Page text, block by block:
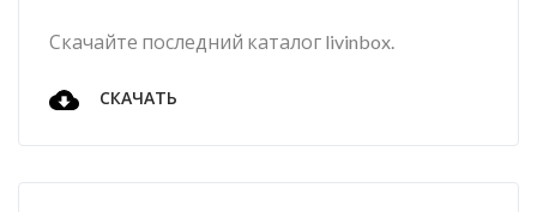
Скачайте последний каталог livinbox.
СКАЧАТЬ